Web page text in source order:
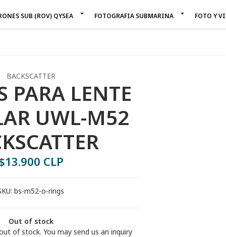
SUB (ROV) QYSEA FOTOGRAFIA SUBMARINA FOTO Y
BACKSCATTER
PARA LENTE
UWL-M52
CLP
bs-m52-o-rings
Out of stock
of stock. You may send us an inquiry